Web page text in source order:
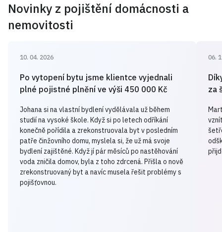
Novinky z pojištění domácnosti a
nemovitosti
Po vytopení bytu jsme klientce vyjednali
plné pojistné plnění ve výši 450 000 Kč
10. 04. 2026
Johana si na vlastní bydlení vydělávala už během
studií na vysoké škole. Když si po letech odříkání
konečně pořídila a zrekonstruovala byt v posledním
patře činžovního domu, myslela si, že už má svoje
bydlení zajištěné. Když jí pár měsíců po nastěhování
voda zničila domov, byla z toho zdrcená. Přišla o nově
zrekonstruovaný byt a navíc musela řešit problémy s
pojišťovnou.
za
06.